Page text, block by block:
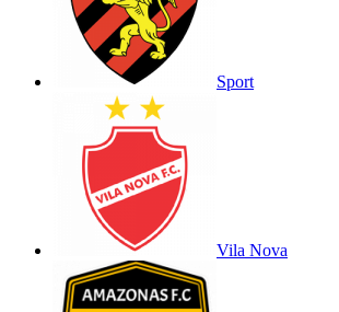
Sport
Vila Nova